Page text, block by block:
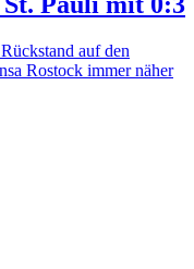
auf den
Rostock immer näher